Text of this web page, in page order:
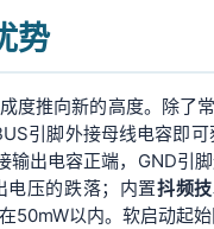
势
度推向新的高度。除了
引脚外接母线电容即
输出电容正端，GND引
电压的跌落；内置抖频
50mW以内。软启动起